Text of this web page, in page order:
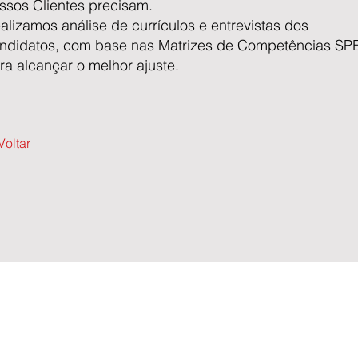
Clientes precisam.
análise de currículos e entrevistas dos
com base nas Matrizes de Competências
alcançar o melhor ajuste.